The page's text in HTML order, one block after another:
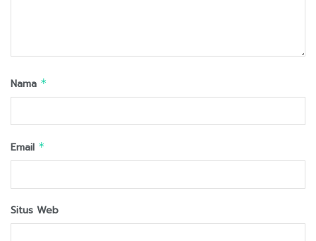
Nama *
Email *
Situs Web